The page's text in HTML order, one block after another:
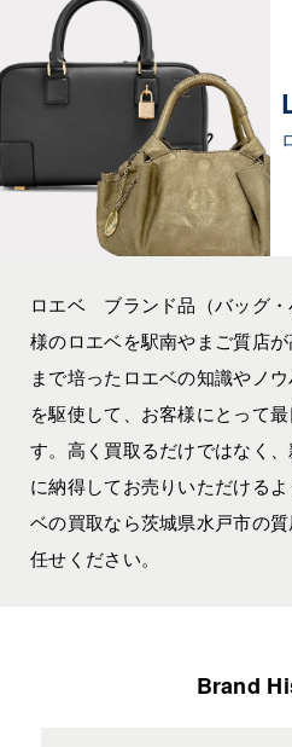
ロエベ ブランド品（バッグ・
様のロエベを駅南やまご質店
まで培ったロエベの知識やノ
を駆使して、お客様にとって
す。高く買取るだけではなく
に納得してお売りいただける
ベの買取なら茨城県水戸市の
任せください。
Brand